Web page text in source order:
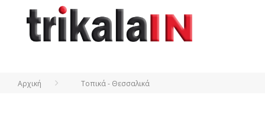
Αρχική Τοπικά - Θεσσαλικά